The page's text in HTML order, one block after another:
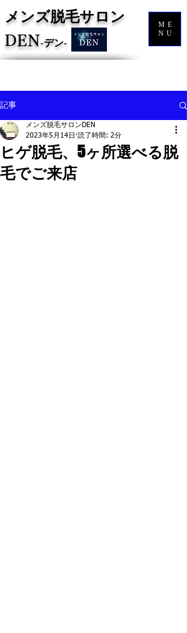
メンズ脱毛サロン
DEN‐デン‐
ME
NU
記事
ヒゲ脱毛、5ヶ所選べる脱
毛でご来店
メンズ脱毛サロンDEN
2023年5月14日 読了時間: 2分